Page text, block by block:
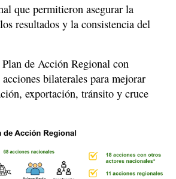
que permitieron asegurar la
resultados y la consistencia del
de Acción Regional con
bilaterales para mejorar
exportación, tránsito y cruce